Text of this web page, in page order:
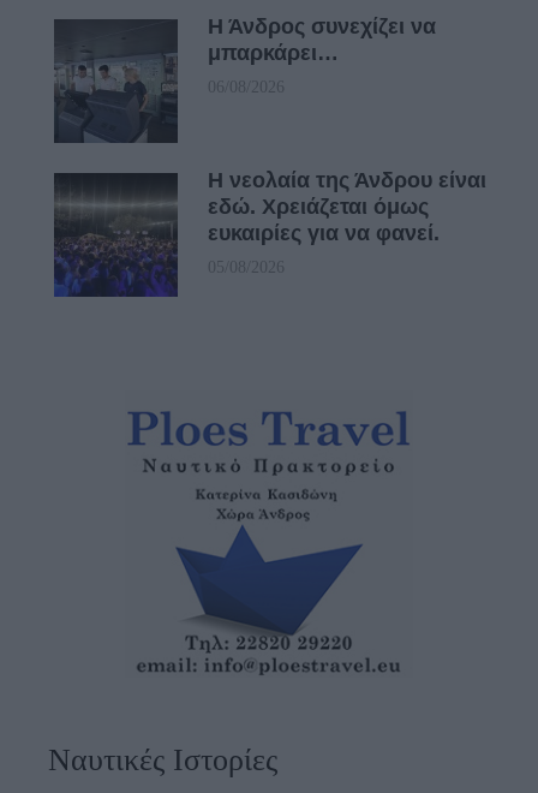
Η Άνδρος συνεχίζει να
μπαρκάρει…
06/08/2026
Η νεολαία της Άνδρου είναι
εδώ. Χρειάζεται όμως
ευκαιρίες για να φανεί.
05/08/2026
Ναυτικές Ιστορίες